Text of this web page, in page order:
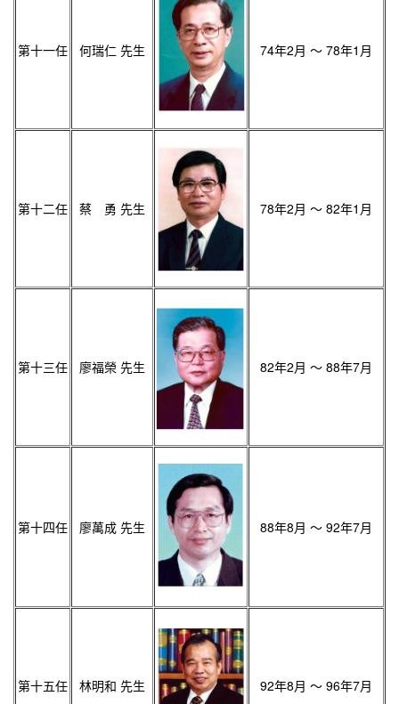
第十一任 何瑞仁 先生 74年2月 ～ 78年1月
第十二任 蔡 勇 先生 78年2月 ～ 82年1月
第十三任 廖福榮 先生 82年2月 ～ 88年7月
第十四任 廖萬成 先生 88年8月 ～ 92年7月
第十五任 林明和 先生 92年8月 ～ 96年7月